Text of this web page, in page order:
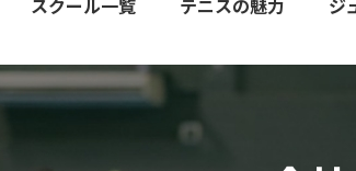
スクール一覧 テニスの魅力 ジ